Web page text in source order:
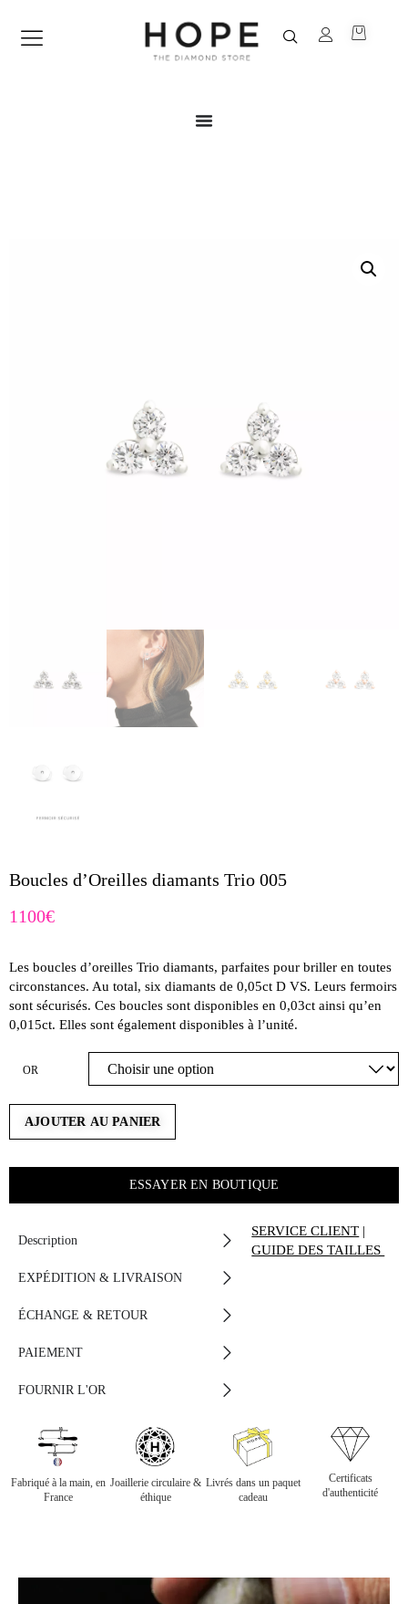
Boucles d’Oreilles diamants Trio 005
1100€
Les boucles d’oreilles Trio diamants, parfaites pour briller en toutes
circonstances. Au total, six diamants de 0,05ct D VS. Leurs fermoirs
sont sécurisés. Ces boucles sont disponibles en 0,03ct ainsi qu’en
0,015ct. Elles sont également disponibles à l’unité.
OR
AJOUTER AU PANIER
ESSAYER EN BOUTIQUE
Description
EXPÉDITION & LIVRAISON
ÉCHANGE & RETOUR
PAIEMENT
FOURNIR L'OR
SERVICE CLIENT |
GUIDE DES TAILLES
Fabriqué à la main, en
France
Joaillerie circulaire &
éthique
Livrés dans un paquet
cadeau
Certificats
d'authenticité